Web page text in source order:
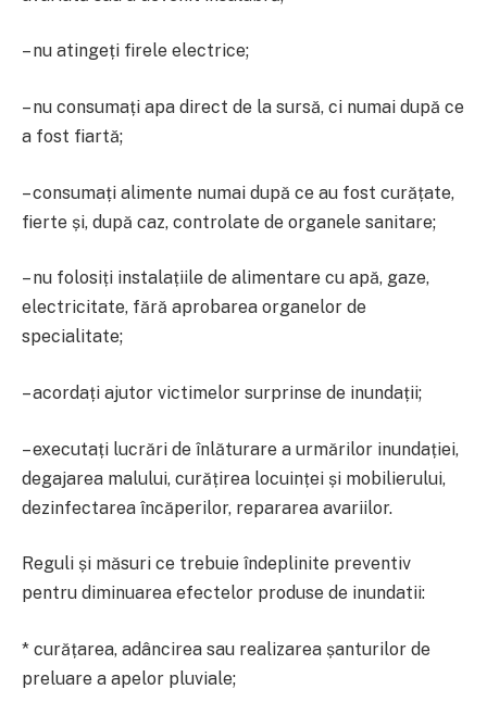
– nu atingeți firele electrice;
– nu consumați apa direct de la sursă, ci numai după ce
a fost fiartă;
– consumați alimente numai după ce au fost curățate,
fierte și, după caz, controlate de organele sanitare;
– nu folosiți instalațiile de alimentare cu apă, gaze,
electricitate, fără aprobarea organelor de
specialitate;
– acordați ajutor victimelor surprinse de inundații;
– executați lucrări de înlăturare a urmărilor inundației,
degajarea malului, curățirea locuinței și mobilierului,
dezinfectarea încăperilor, repararea avariilor.
Reguli și măsuri ce trebuie îndeplinite preventiv
pentru diminuarea efectelor produse de inundatii:
* curățarea, adâncirea sau realizarea șanturilor de
preluare a apelor pluviale;